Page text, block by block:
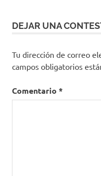
DEJAR UNA
Tu dirección de correo
campos obligatorios
Comentario *